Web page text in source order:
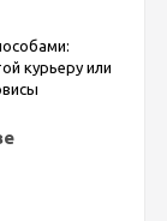
курьеру или